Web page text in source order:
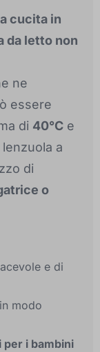
cucita in
da letto non
ne
essere
di 40°C e
a
di
o
e di
modo
per i bambini